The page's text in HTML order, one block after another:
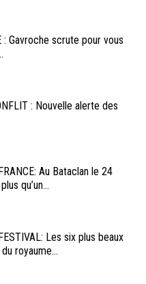
: Gavroche scrute pour vous
: Nouvelle alerte des
Au Bataclan le 24
qu’un...
Les six plus beaux
royaume...